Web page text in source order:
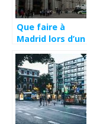
Que faire à
Madrid lors d’un